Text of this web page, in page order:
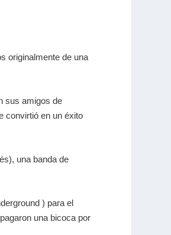
originalmente de una
sus amigos de
convirtió en un éxito
una banda de
) para el
una bicoca por